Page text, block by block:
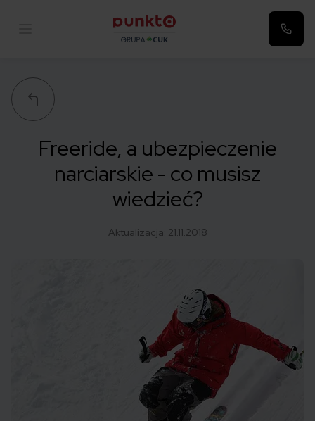
Freeride, a ubezpieczenie
narciarskie - co musisz
wiedzieć?
Aktualizacja: 21.11.2018